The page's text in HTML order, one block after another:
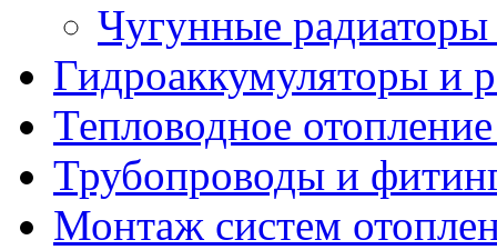
Чугунные
Гидроаккумуляторы и
Тепловодное
Трубопроводы и
Монтаж систем